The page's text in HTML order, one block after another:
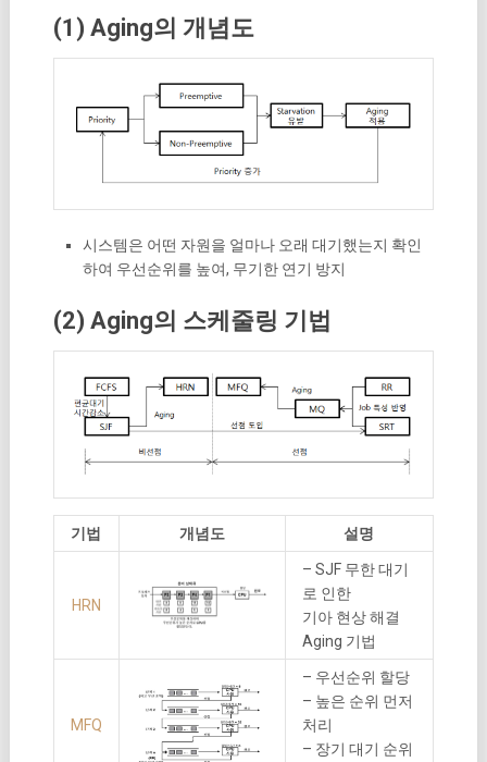
(1) Aging의 개념도
시스템은 어떤 자원을 얼마나 오래 대기했는지 확인
하여 우선순위를 높여, 무기한 연기 방지
(2) Aging의 스케줄링 기법
기법 개념도 설명
HRN
– SJF 무한 대기
로 인한
기아 현상 해결
Aging 기법
MFQ
– 우선순위 할당
– 높은 순위 먼저
처리
– 장기 대기 순위